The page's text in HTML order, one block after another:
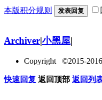
本版积分规则 发表回复
Archiver|小黑屋|
Copyright ©2015-2016
快速回复 返回顶部 返回列